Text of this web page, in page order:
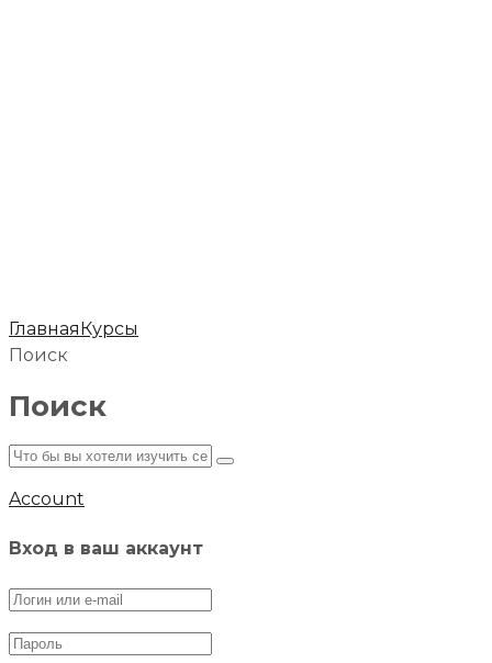
ГлавнаяКурсы
Поиск
Поиск
Account
Вход в ваш аккаунт